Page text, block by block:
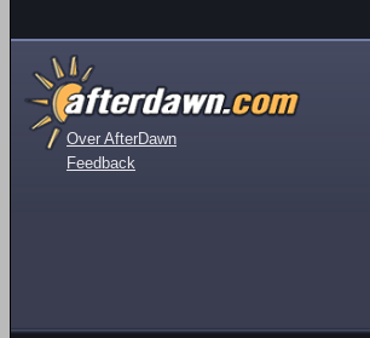
Over AfterDawn
Feedback